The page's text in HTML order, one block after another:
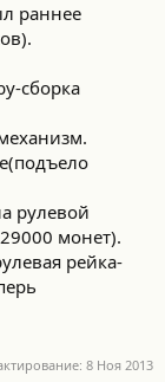
раннее
сборка
рулевой
монет).
рейка-
8 Ноя 2013